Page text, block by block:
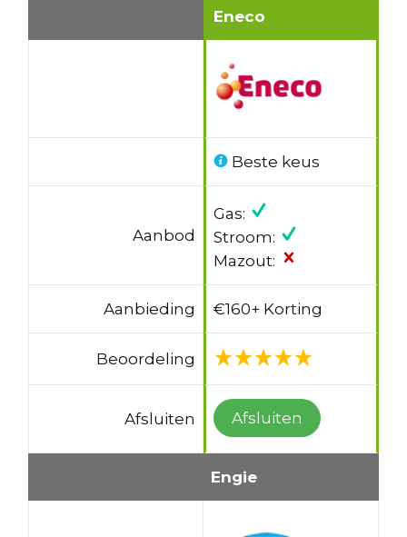
Eneco
Beste keus
Aanbod
Gas:
Stroom:
Mazout:
Aanbieding €160+ Korting
Beoordeling
Afsluiten Afsluiten
Engie